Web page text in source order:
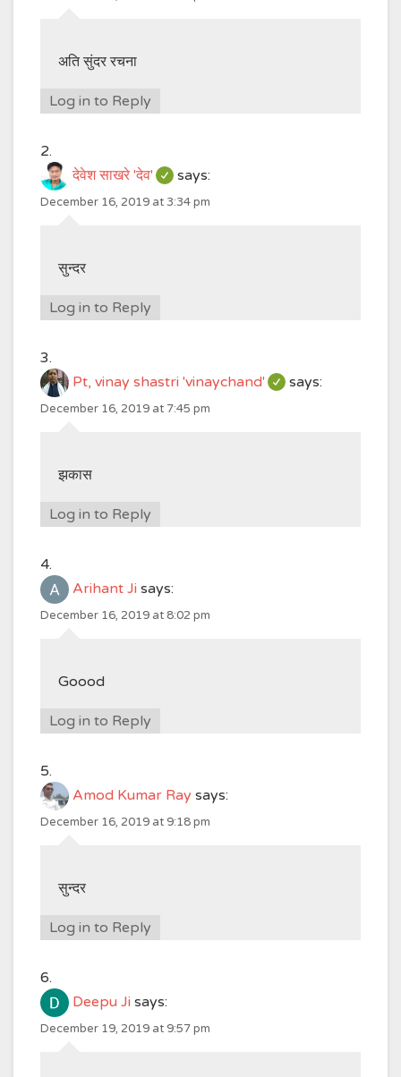
अति सुंदर रचना
Log in to Reply
देवेश साखरे 'देव' says:
December 16, 2019 at 3:34 pm
सुन्दर
Log in to Reply
Pt, vinay shastri 'vinaychand' says:
December 16, 2019 at 7:45 pm
झकास
Log in to Reply
Arihant Ji says:
December 16, 2019 at 8:02 pm
Goood
Log in to Reply
Amod Kumar Ray says:
December 16, 2019 at 9:18 pm
सुन्दर
Log in to Reply
Deepu Ji says:
December 19, 2019 at 9:57 pm